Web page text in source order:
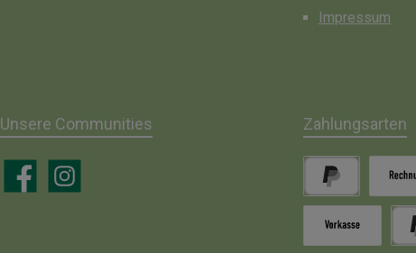
Impressum
Unsere Communities
FacebookInstagram
Zahlungsarten
PayPal